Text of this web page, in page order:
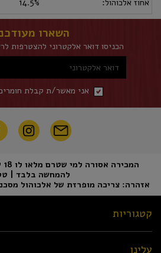
אחוז אלכוהול:
14.5%
השארו
הכניסו דואר אלקטרוני להצטרפות
דואר אלקטרוני
אני מאשר/ת קבלת
להמחשה בלבד |
אזהרה: צריכה מופרזת של אלכוהול
קטגוריות
עלינו